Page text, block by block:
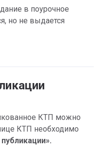
в поурочное
но не выдается
КТП можно
КТП необходимо